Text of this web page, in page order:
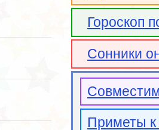
Гороскоп
Сонники
Приметы к